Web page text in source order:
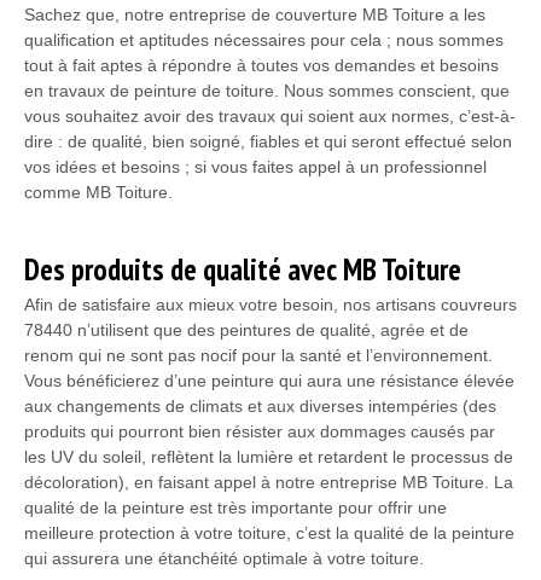
Sachez que, notre entreprise de couverture MB Toiture a les
qualification et aptitudes nécessaires pour cela ; nous sommes
tout à fait aptes à répondre à toutes vos demandes et besoins
en travaux de peinture de toiture. Nous sommes conscient, que
vous souhaitez avoir des travaux qui soient aux normes, c’est-à-
dire : de qualité, bien soigné, fiables et qui seront effectué selon
vos idées et besoins ; si vous faites appel à un professionnel
comme MB Toiture.
Des produits de qualité avec MB Toiture
Afin de satisfaire aux mieux votre besoin, nos artisans couvreurs
78440 n’utilisent que des peintures de qualité, agrée et de
renom qui ne sont pas nocif pour la santé et l’environnement.
Vous bénéficierez d’une peinture qui aura une résistance élevée
aux changements de climats et aux diverses intempéries (des
produits qui pourront bien résister aux dommages causés par
les UV du soleil, reflètent la lumière et retardent le processus de
décoloration), en faisant appel à notre entreprise MB Toiture. La
qualité de la peinture est très importante pour offrir une
meilleure protection à votre toiture, c’est la qualité de la peinture
qui assurera une étanchéité optimale à votre toiture.